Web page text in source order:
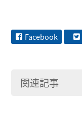
Facebook
関連記事